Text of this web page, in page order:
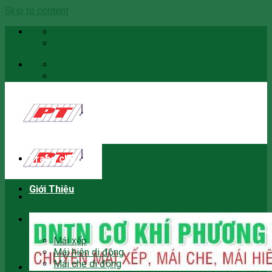
Skip to content
Trang chủ
Giới Thiệu
Sản phẩm
Mái xếp
Mái hiên di động
Mái che di động